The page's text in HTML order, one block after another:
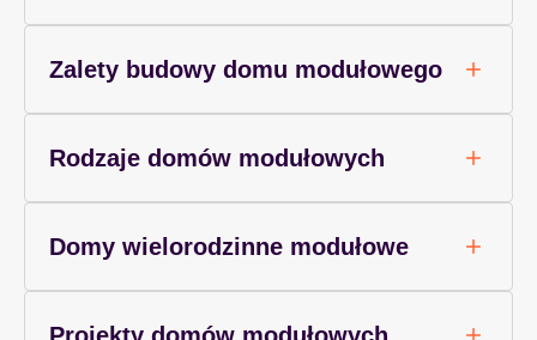
Zalety budowy domu modułowego
Rodzaje domów modułowych
Domy wielorodzinne modułowe